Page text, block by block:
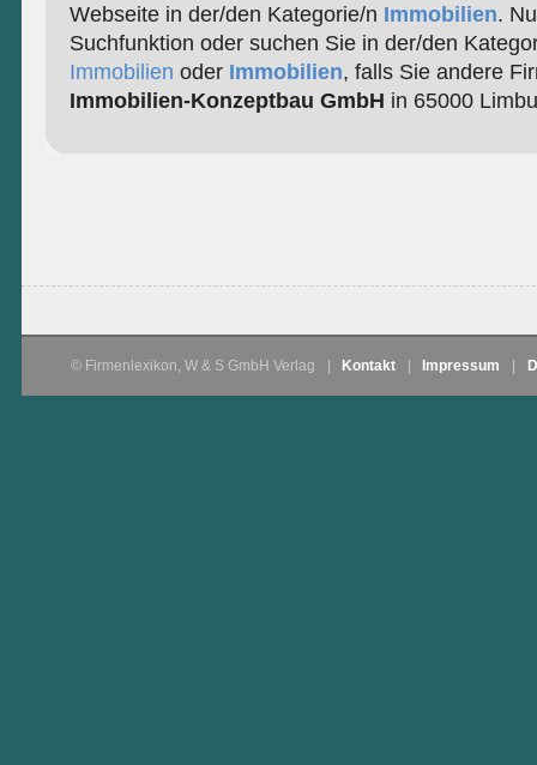
Webseite in der/den Kategorie/n Immobilien.
Suchfunktion oder suchen Sie in der/den
Immobilien oder Immobilien, falls Sie andere
Immobilien-Konzeptbau GmbH in 65000
© Firmenlexikon, W & S GmbH Verlag Kontakt Impressum